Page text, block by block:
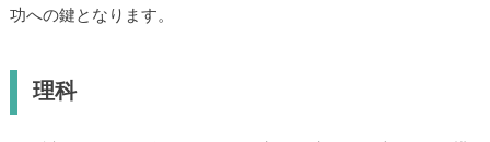
功への鍵となります。
理科